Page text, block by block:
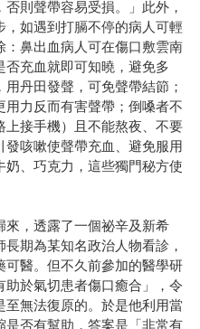
則聲帶容易受損。」此外，
如遇到打膈不停的病人可輕
：鼻出血病人可在傷口敷雲南
否充血就即可知曉，避免多
丹田發聲，可免聲帶結節；
力反而有害聲帶；倒嗓者不
接手機）且不能熬夜、不要
發咳嗽使聲帶充血、避免服用
、巧克力，這些獨門秘方使
來，透露了一個祕辛及新希
期為某知名政治人物看診，
醫。但不久前參加的醫學研
於氣切患者傷口癒合」，令
無法復原的。於是他利用當
是否有幫助，答案是「非常有